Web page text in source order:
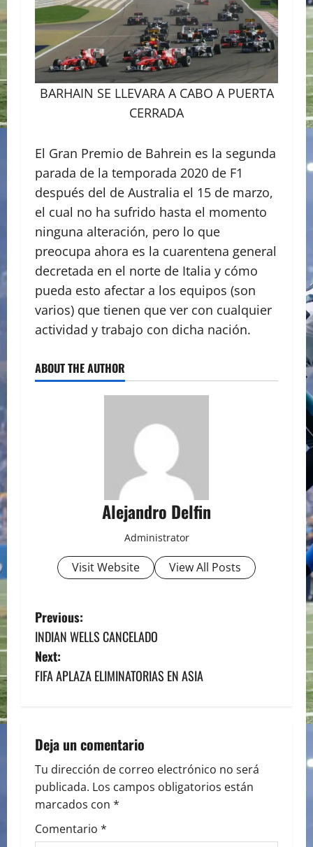
BARHAIN SE LLEVARA A CABO A PUERTA
CERRADA
El Gran Premio de Bahrein es la segunda
parada de la temporada 2020 de F1
después del de Australia el 15 de marzo,
el cual no ha sufrido hasta el momento
ninguna alteración, pero lo que
preocupa ahora es la cuarentena general
decretada en el norte de Italia y cómo
pueda esto afectar a los equipos (son
varios) que tienen que ver con cualquier
actividad y trabajo con dicha nación.
ABOUT THE AUTHOR
Alejandro Delfin
Administrator
Visit Website View All Posts
P
o
s
n
a
v
i
Previous:
INDIAN WELLS CANCELADO
Next:
FIFA APLAZA ELIMINATORIAS EN ASIA
Deja un comentario
Tu dirección de correo electrónico no será
publicada. Los campos obligatorios están
marcados con *
Comentario *